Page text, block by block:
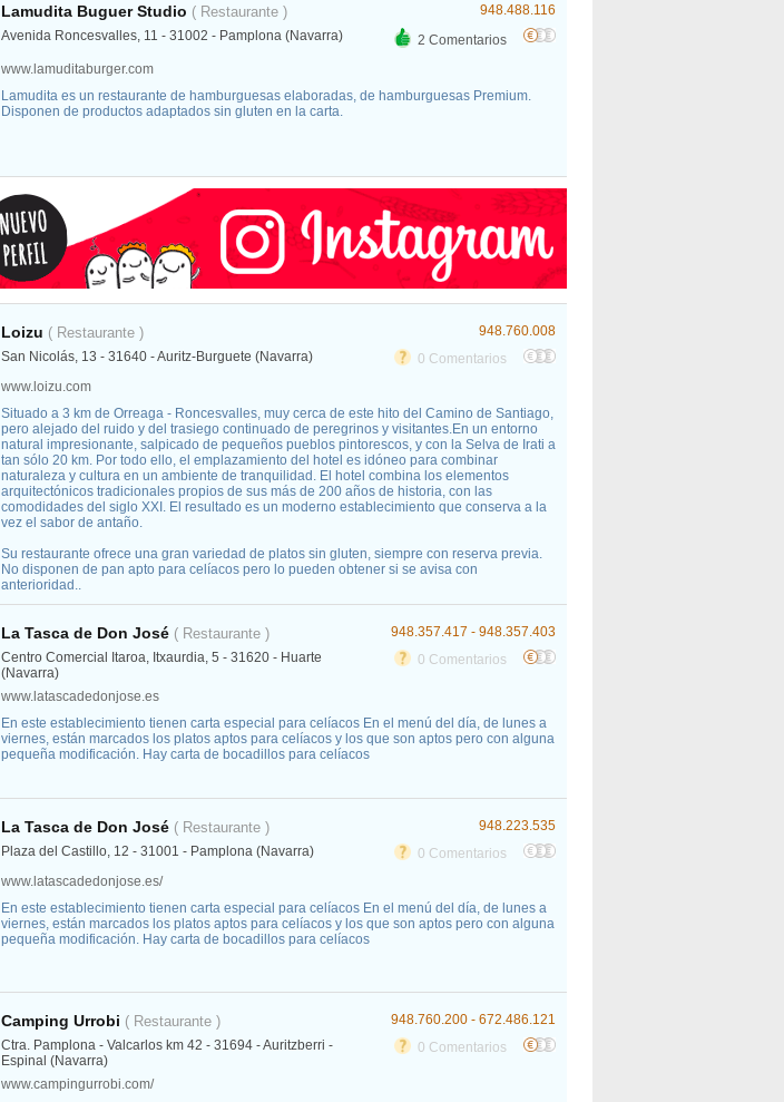
948.488.116
Lamudita Buguer Studio ( Restaurante )
2 Comentarios
Avenida Roncesvalles, 11 - 31002 - Pamplona (Navarra)
www.lamuditaburger.com
Lamudita es un restaurante de hamburguesas elaboradas, de hamburguesas Premium.
Disponen de productos adaptados sin gluten en la carta.
948.760.008
Loizu ( Restaurante )
0 Comentarios
San Nicolás, 13 - 31640 - Auritz-Burguete (Navarra)
www.loizu.com
Situado a 3 km de Orreaga - Roncesvalles, muy cerca de este hito del Camino de Santiago,
pero alejado del ruido y del trasiego continuado de peregrinos y visitantes.En un entorno
natural impresionante, salpicado de pequeños pueblos pintorescos, y con la Selva de Irati a
tan sólo 20 km. Por todo ello, el emplazamiento del hotel es idóneo para combinar
naturaleza y cultura en un ambiente de tranquilidad. El hotel combina los elementos
arquitectónicos tradicionales propios de sus más de 200 años de historia, con las
comodidades del siglo XXI. El resultado es un moderno establecimiento que conserva a la
vez el sabor de antaño.
Su restaurante ofrece una gran variedad de platos sin gluten, siempre con reserva previa.
No disponen de pan apto para celíacos pero lo pueden obtener si se avisa con
anterioridad..
948.357.417 - 948.357.403
La Tasca de Don José ( Restaurante )
0 Comentarios
Centro Comercial Itaroa, Itxaurdia, 5 - 31620 - Huarte
(Navarra)
www.latascadedonjose.es
En este establecimiento tienen carta especial para celíacos En el menú del día, de lunes a
viernes, están marcados los platos aptos para celíacos y los que son aptos pero con alguna
pequeña modificación. Hay carta de bocadillos para celíacos
948.223.535
La Tasca de Don José ( Restaurante )
0 Comentarios
Plaza del Castillo, 12 - 31001 - Pamplona (Navarra)
www.latascadedonjose.es/
En este establecimiento tienen carta especial para celíacos En el menú del día, de lunes a
viernes, están marcados los platos aptos para celíacos y los que son aptos pero con alguna
pequeña modificación. Hay carta de bocadillos para celíacos
948.760.200 - 672.486.121
Camping Urrobi ( Restaurante )
0 Comentarios
Ctra. Pamplona - Valcarlos km 42 - 31694 - Auritzberri -
Espinal (Navarra)
www.campingurrobi.com/